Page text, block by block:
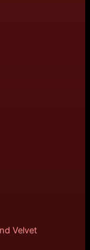
Velvet